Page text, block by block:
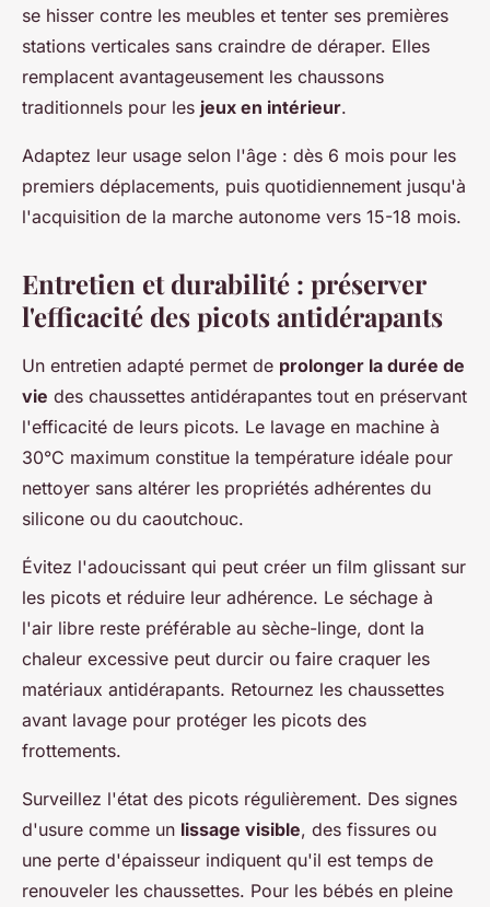
se hisser contre les meubles et tenter ses premières
stations verticales sans craindre de déraper. Elles
remplacent avantageusement les chaussons
traditionnels pour les jeux en intérieur.
Adaptez leur usage selon l'âge : dès 6 mois pour les
premiers déplacements, puis quotidiennement jusqu'à
l'acquisition de la marche autonome vers 15-18 mois.
Entretien et durabilité : préserver
l'efficacité des picots antidérapants
Un entretien adapté permet de prolonger la durée de
vie des chaussettes antidérapantes tout en préservant
l'efficacité de leurs picots. Le lavage en machine à
30°C maximum constitue la température idéale pour
nettoyer sans altérer les propriétés adhérentes du
silicone ou du caoutchouc.
Évitez l'adoucissant qui peut créer un film glissant sur
les picots et réduire leur adhérence. Le séchage à
l'air libre reste préférable au sèche-linge, dont la
chaleur excessive peut durcir ou faire craquer les
matériaux antidérapants. Retournez les chaussettes
avant lavage pour protéger les picots des
frottements.
Surveillez l'état des picots régulièrement. Des signes
d'usure comme un lissage visible, des fissures ou
une perte d'épaisseur indiquent qu'il est temps de
renouveler les chaussettes. Pour les bébés en pleine